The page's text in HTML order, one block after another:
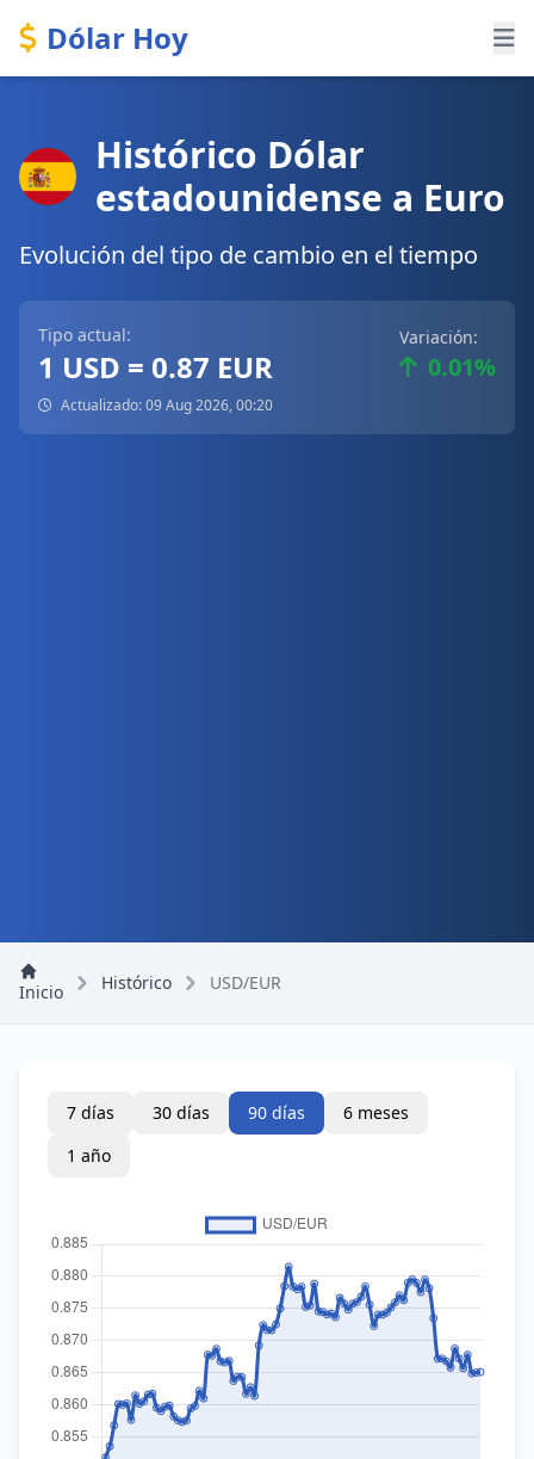
Dólar Hoy
Histórico Dólar
estadounidense a Euro
Evolución del tipo de cambio en el tiempo
Tipo actual:
1 USD = 0.87 EUR
Variación:
0.01%
Actualizado: 09 Aug 2026, 00:20
Inicio Histórico USD/EUR
7 días 30 días 90 días
6 meses
1 año